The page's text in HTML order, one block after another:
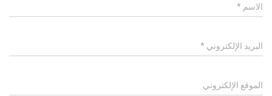
الاسم *
البريد الإلكتروني *
الموقع الإلكتروني